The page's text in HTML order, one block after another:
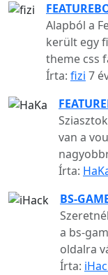
Alapból a
került egy
theme css
Írta: fizi 7
van a
Írta:
BS-
a bs-
oldalra
Írta: